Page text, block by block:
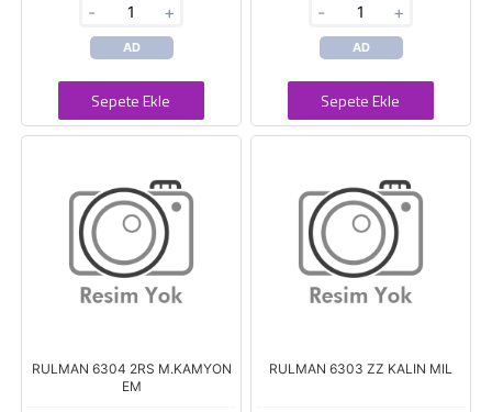
- +
AD
Sepete Ekle
- +
AD
Sepete Ekle
RULMAN 6304 2RS M.KAMYON
EM
RULMAN 6303 ZZ KALIN MIL